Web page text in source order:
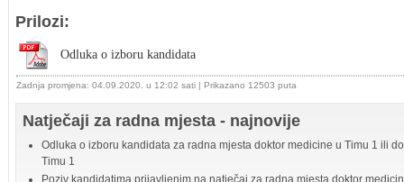
Prilozi:
Odluka o izboru kandidata
Zadnja promjena: 04.09.2020. u 12:02 sati | Prikazano 12503 puta
Natječaji za radna mjesta - najnovije
Odluka o izboru kandidata za radna mjesta doktor medicine u Timu 1 ili
Timu 1
Poziv kandidatima prijavljenim na natječaj za radna mjesta doktor